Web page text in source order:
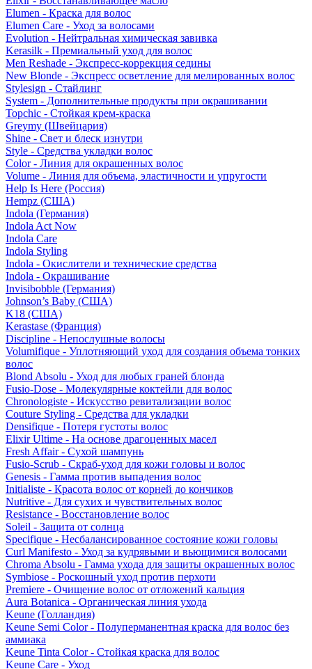
Elumen - Краска для волос
Elumen Care - Уход за волосами
Evolution - Нейтральная химическая завивка
Kerasilk - Премиальный уход для волос
Men Reshade - Экспресс-коррекция седины
New Blonde - Экспресс осветление для мелированных волос
Stylesign - Стайлинг
System - Дополнительные продукты при окрашивании
Topchic - Стойкая крем-краска
Greymy (Швейцария)
Shine - Свет и блеск изнутри
Style - Средства укладки волос
Color - Линия для окрашенных волос
Volume - Линия для объема, эластичности и упругости
Help Is Here (Россия)
Hempz (США)
Indola (Германия)
Indola Act Now
Indola Care
Indola Styling
Indola - Окислители и технические средства
Indola - Окрашивание
Invisibobble (Германия)
Johnson’s Baby (США)
K18 (США)
Kerastase (Франция)
Discipline - Непослушные волосы
Volumifique - Уплотняющий уход для создания объема тонких
волос
Blond Absolu - Уход для любых граней блонда
Fusio-Dose - Молекулярные коктейли для волос
Chronologiste - Искусство ревитализации волос
Couture Styling - Средства для укладки
Densifique - Потеря густоты волос
Elixir Ultime - На основе драгоценных масел
Fresh Affair - Сухой шампунь
Fusio-Scrub - Скраб-уход для кожи головы и волос
Genesis - Гамма против выпадения волос
Initialiste - Красота волос от корней до кончиков
Nutritive - Для сухих и чувствительных волос
Resistance - Восстановление волос
Soleil - Защита от солнца
Specifique - Несбалансированное состояние кожи головы
Curl Manifesto - Уход за кудрявыми и вьющимися волосами
Chroma Absolu - Гамма ухода для защиты окрашенных волос
Symbiose - Роскошный уход против перхоти
Premiere - Очищение волос от отложений кальция
Aura Botanica - Органическая линия ухода
Keune (Голландия)
Keune Semi Color - Полуперманентная краска для волос без
аммиака
Keune Tinta Color - Стойкая краска для волос
Keune Care - Уход